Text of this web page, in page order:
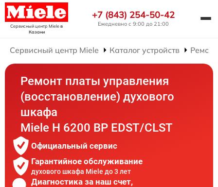
Сервисный центр Mieleв
Казани
+7 (843) 254-50-42
Ежедневно с 9:00 до 21:00
Сервисный центр Miele Каталог устройств
Ремонт платы управления
(восстановление) духового
шкафа
Miele H 6200 BP EDST/CLST
Официальный сервис
Гарантийное обслуживание
духового шкафа Miele до 3 лет
Диагностика за наш счет,